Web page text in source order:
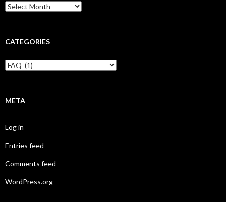
Archives
CATEGORIES
Categories
META
Log in
Entries feed
Comments feed
WordPress.org